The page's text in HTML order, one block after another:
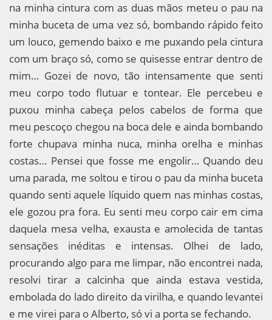
na minha cintura com as duas mãos meteu o pau na
minha buceta de uma vez só, bombando rápido feito
um louco, gemendo baixo e me puxando pela cintura
com um braço só, como se quisesse entrar dentro de
mim… Gozei de novo, tão intensamente que senti
meu corpo todo flutuar e tontear. Ele percebeu e
puxou minha cabeça pelos cabelos de forma que
meu pescoço chegou na boca dele e ainda bombando
forte chupava minha nuca, minha orelha e minhas
costas… Pensei que fosse me engolir… Quando deu
uma parada, me soltou e tirou o pau da minha buceta
quando senti aquele líquido quem nas minhas costas,
ele gozou pra fora. Eu senti meu corpo cair em cima
daquela mesa velha, exausta e amolecida de tantas
sensações inéditas e intensas. Olhei de lado,
procurando algo para me limpar, não encontrei nada,
resolvi tirar a calcinha que ainda estava vestida,
embolada do lado direito da virilha, e quando levantei
e me virei para o Alberto, só vi a porta se fechando.